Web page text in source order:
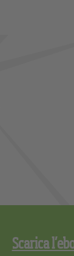
Scarica